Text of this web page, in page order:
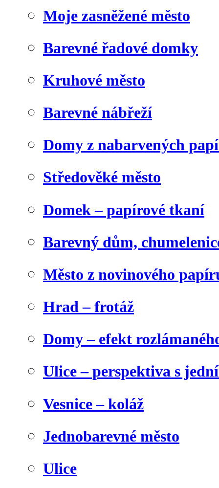
Moje zasněžené město
Barevné řadové domky
Kruhové město
Barevné nábřeží
Domy z nabarvených
Středověké město
Domek – papírové tkaní
Barevný dům,
Město z novinového
Hrad – frotáž
Domy – efekt
Ulice – perspektiva s
Vesnice – koláž
Jednobarevné město
Ulice